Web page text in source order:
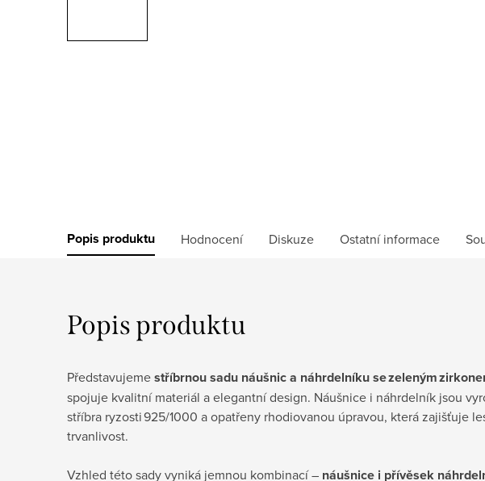
Popis produktu Hodnocení Diskuze Ostatní informace
Popis produktu
Představujemestříbrnou sadu náušnic a náhrdelníku se zeleným
spojuje kvalitní materiál a elegantní design. Náušnice i náhrdelník jsou
stříbra ryzosti 925/1000 a opatřeny rhodiovanou úpravou, která zajišťuje
trvanlivost.
Vzhled této sady vyniká jemnou kombinací – náušnice i přívěsek